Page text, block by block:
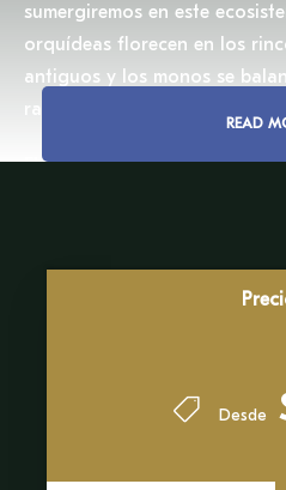
Desde
sumergiremos en este
orquídeas florecen en los
antiguos y los monos se
rama a otra.
El tour de canopy en
en toda su magnificencia. El
ofrecerá un momento de paz
también profundizará nuestra
READ